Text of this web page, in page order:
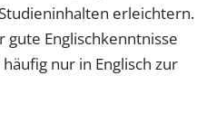
erleichtern.
gute Englischkenntnisse
nur in Englisch zur